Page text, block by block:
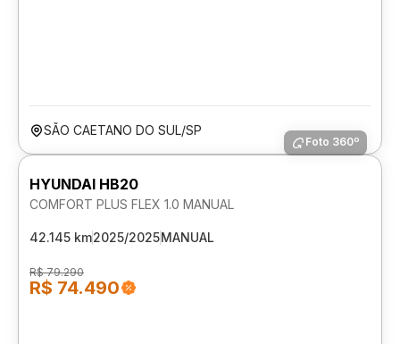
SÃO CAETANO DO SUL/SP
Foto 360º
HYUNDAI HB20
COMFORT PLUS FLEX 1.0 MANUAL
42.145 km2025/2025MANUAL
R$ 79.290
R$ 74.490